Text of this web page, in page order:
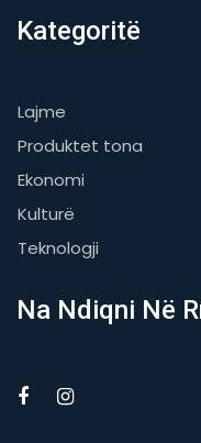
Kategoritë
Lajme
Produktet tona
Ekonomi
Kulturë
Teknologji
Na Ndiqni Në